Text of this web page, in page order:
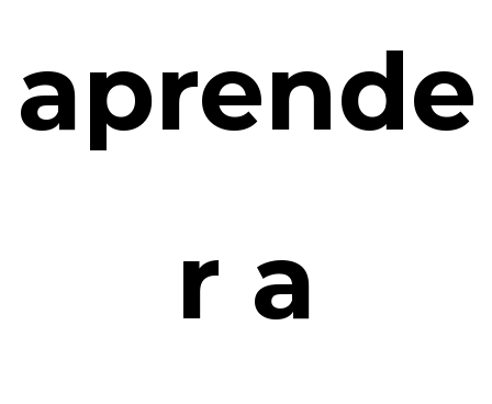
aprende
r a